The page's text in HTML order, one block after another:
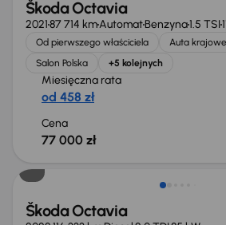
Škoda Octavia
202187 714 kmAutomatBenzyna1.5 TSI
Od pierwszego właściciela Auta krajowe
Salon Polska
+5 kolejnych
Miesięczna rata
od 458 zł
Cena
77 000 zł
Škoda Octavia